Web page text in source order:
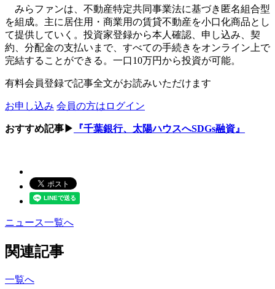
みらファンは、不動産特定共同事業法に基づき匿名組合型
を組成。主に居住用・商業用の賃貸不動産を小口化商品とし
て提供していく。投資家登録から本人確認、申し込み、契
約、分配金の支払いまで、すべての手続きをオンライン上で
完結することができる。一口10万円から投資が可能。
有料会員登録で記事全文がお読みいただけます
お申し込み 会員の方はログイン
おすすめ記事▶ 『千葉銀行、太陽ハウスへSDGs融資』
ニュース一覧へ
関連記事
一覧へ